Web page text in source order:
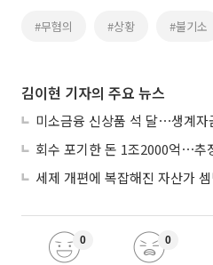
#무혐의 #상황 #불기소
김이현 기자의 주요 뉴스
0 0